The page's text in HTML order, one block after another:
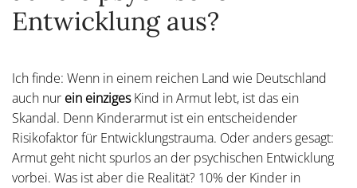
Entwicklung aus?
Ich finde: Wenn in einem reichen Land wie Deutschland
auch nur ein einzigesKind in Armut lebt, ist das ein
Skandal. Denn Kinderarmut ist ein entscheidender
Risikofaktor für Entwicklungstrauma. Oder anders gesagt:
Armut geht nicht spurlos an der psychischen Entwicklung
vorbei. Was ist aber die Realität? 10% der Kinder in